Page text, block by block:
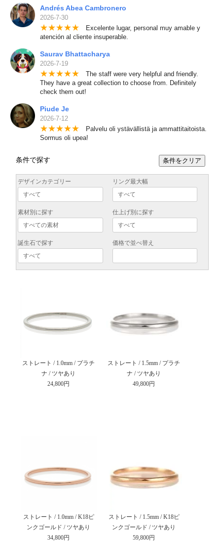
Andrés Abea Cambronero
2026-7-30
★★★★★ Excelente lugar, personal muy amable y
atención al cliente insuperable.
Saurav Bhattacharya
2026-7-19
★★★★★ The staff were very helpful and friendly.
They have a great collection to choose from. Definitely
check them out!
Piude Je
2026-7-12
★★★★★ Palvelu oli ystävällistä ja ammattitaitoista.
Sormus oli upea!
条件で探す 条件をクリア
デザインカテゴリー リング最大幅
素材別に探す 仕上げ別に探す
誕生石で探す 価格で並べ替え
ストレート / 1.0mm / プラチ
ナ / ツヤあり
24,800円
ストレート / 1.5mm / プラチ
ナ / ツヤあり
49,800円
ストレート / 1.0mm / K18ピ
ンクゴールド / ツヤあり
34,800円
ストレート / 1.5mm / K18ピ
ンクゴールド / ツヤあり
59,800円